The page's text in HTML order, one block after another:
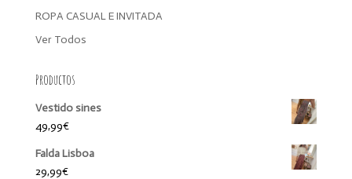
ROPA CASUAL E INVITADA
Ver Todos
Productos
Vestido sines
49,99€
Falda Lisboa
29,99€